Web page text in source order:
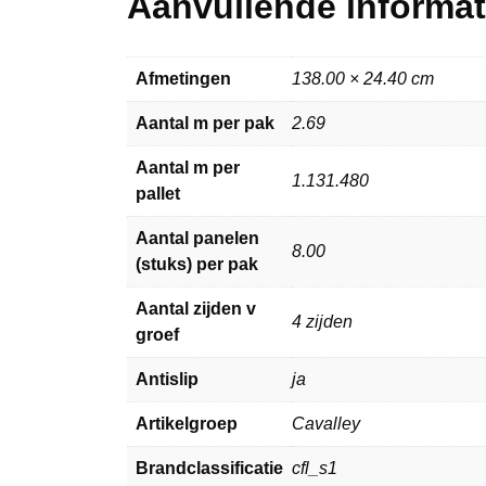
Afmetingen 138.00 × 24.40 cm
Aantal m per pak 2.69
Aantal m per
pallet
1.131.480
Aantal panelen
(stuks) per pak
8.00
Aantal zijden v
groef
4 zijden
Antislip ja
Artikelgroep Cavalley
Brandclassificatie cfl_s1